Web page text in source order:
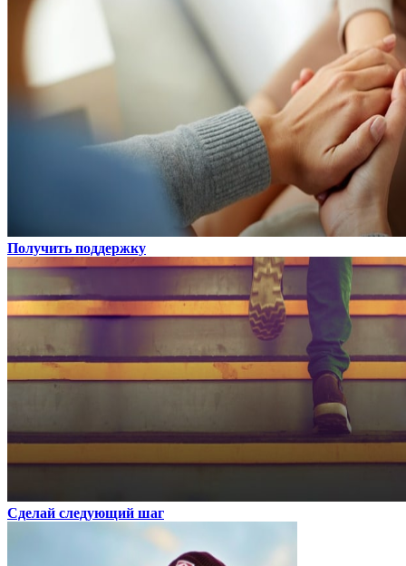
Получить поддержку
Сделай следующий шаг